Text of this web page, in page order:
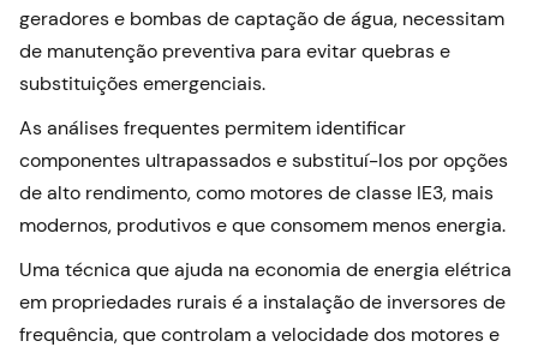
geradores e bombas de captação de água, necessitam
de manutenção preventiva para evitar quebras e
substituições emergenciais.
As análises frequentes permitem identificar
componentes ultrapassados e substituí-los por opções
de alto rendimento, como motores de classe IE3, mais
modernos, produtivos e que consomem menos energia.
Uma técnica que ajuda na economia de energia elétrica
em propriedades rurais é a instalação de inversores de
frequência, que controlam a velocidade dos motores e